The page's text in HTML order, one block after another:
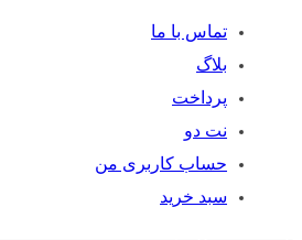
تماس با ما
بلاگ
پرداخت
نت دو
حساب کاربری من
سبد خرید